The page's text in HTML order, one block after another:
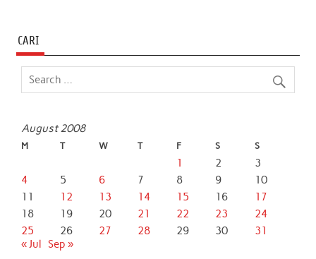
CARI
August 2008
M T W T F S S
1 2
3
4
5 6 7 8 9
10
11
12 13 14 15 16
17
18
19 20 21 22 23
24
25
26 27 28 29 30
31
« Jul
Sep »